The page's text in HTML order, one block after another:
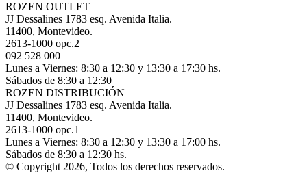
ROZEN OUTLET
JJ Dessalines 1783 esq. Avenida Italia.
11400, Montevideo.
2613-1000 opc.2
092 528 000
Lunes a Viernes: 8:30 a 12:30 y 13:30 a 17:30 hs.
Sábados de 8:30 a 12:30
ROZEN DISTRIBUCIÓN
JJ Dessalines 1783 esq. Avenida Italia.
11400, Montevideo.
2613-1000 opc.1
Lunes a Viernes: 8:30 a 12:30 y 13:30 a 17:00 hs.
Sábados de 8:30 a 12:30 hs.
© Copyright 2026, Todos los derechos reservados.